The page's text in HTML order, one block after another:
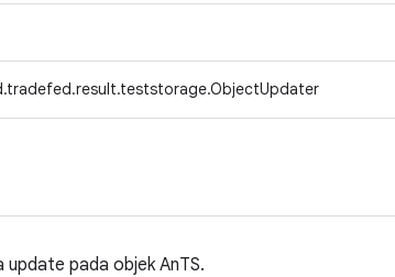
update pada objek AnTS.